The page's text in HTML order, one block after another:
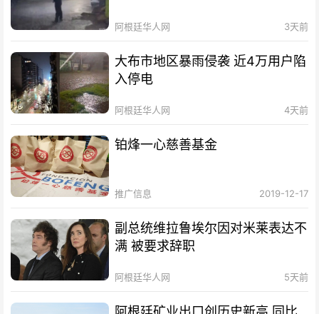
阿根廷华人网 3天前
大布市地区暴雨侵袭 近4万用户陷
入停电
阿根廷华人网 4天前
铂烽一心慈善基金
推广信息 2019-12-17
副总统维拉鲁埃尔因对米莱表达不
满 被要求辞职
阿根廷华人网 5天前